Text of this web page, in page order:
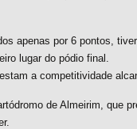
apenas por 6 pontos,
lugar do pódio final.
a competitividade
de Almeirim, que